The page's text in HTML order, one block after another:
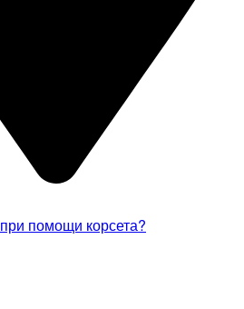
при помощи корсета?